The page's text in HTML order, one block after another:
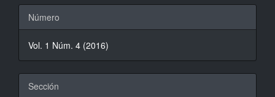
del
artículo
Detalles
del
artículo
Número
Vol. 1 Núm. 4 (2016)
Sección